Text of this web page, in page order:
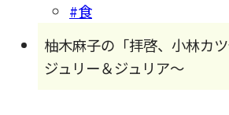
#食
柚木麻子の「拝啓、小林カ
ジュリー＆ジュリア～